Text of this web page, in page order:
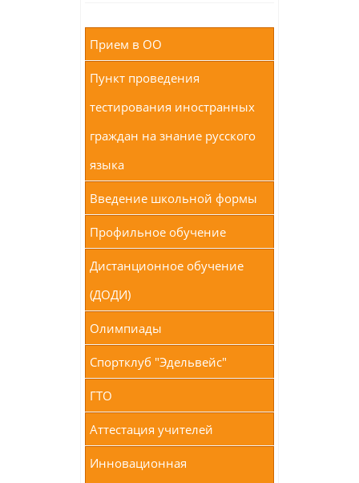
Прием в ОО
Пункт проведения
тестирования иностранных
граждан на знание русского
языка
Введение школьной формы
Профильное обучение
Дистанционное обучение
(ДОДИ)
Олимпиады
Спортклуб "Эдельвейс"
ГТО
Аттестация учителей
Инновационная